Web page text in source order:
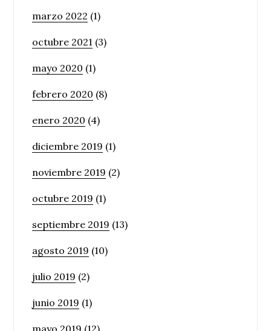
marzo 2022 (1)
octubre 2021 (3)
mayo 2020 (1)
febrero 2020 (8)
enero 2020 (4)
diciembre 2019 (1)
noviembre 2019 (2)
octubre 2019 (1)
septiembre 2019 (13)
agosto 2019 (10)
julio 2019 (2)
junio 2019 (1)